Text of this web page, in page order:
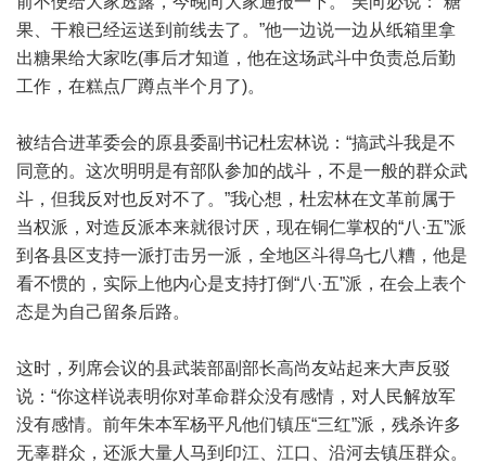
果、干粮已经运送到前线去了。”他一边说一边从纸箱里拿
出糖果给大家吃(事后才知道，他在这场武斗中负责总后勤
工作，在糕点厂蹲点半个月了)。
被结合进革委会的原县委副书记杜宏林说：“搞武斗我是不
同意的。这次明明是有部队参加的战斗，不是一般的群众武
斗，但我反对也反对不了。”我心想，杜宏林在文革前属于
当权派，对造反派本来就很讨厌，现在铜仁掌权的“八·五”派
到各县区支持一派打击另一派，全地区斗得乌七八糟，他是
看不惯的，实际上他内心是支持打倒“八·五”派，在会上表个
态是为自己留条后路。
这时，列席会议的县武装部副部长高尚友站起来大声反驳
说：“你这样说表明你对革命群众没有感情，对人民解放军
没有感情。前年朱本军杨平凡他们镇压“三红”派，残杀许多
无辜群众，还派大量人马到印江、江口、沿河去镇压群众。